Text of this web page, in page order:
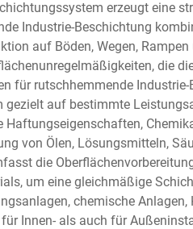
erzeugt eine
Industrie-Beschichtung
auf Böden, Wegen,
die
für rutschhemmende
gezielt auf bestimmte
von Ölen, Lösungsmitteln,
die
um eine gleichmäßige
chemische
Innen- als auch für